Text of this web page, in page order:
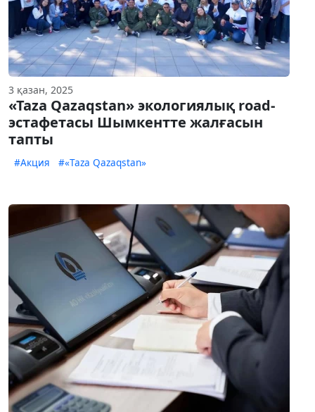
3 қазан, 2025
«Taza Qazaqstan» экологиялық road-
эстафетаcы Шымкентте жалғасын
тапты
#Акция #«Taza Qazaqstan»